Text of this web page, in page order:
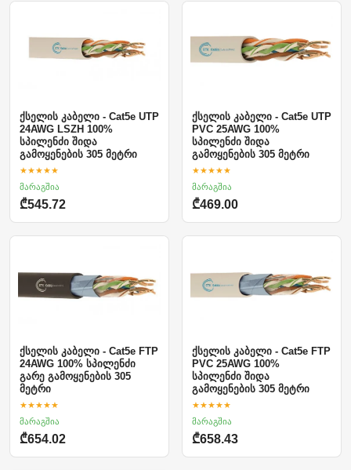
ქსელის კაბელი - Cat5e UTP
24AWG LSZH 100%
სპილენძი შიდა
გამოყენების 305 მეტრი
★★★★★
მარაგშია
₾545.72
ქსელის კაბელი - Cat5e UTP
PVC 25AWG 100%
სპილენძი შიდა
გამოყენების 305 მეტრი
★★★★★
მარაგშია
₾469.00
ქსელის კაბელი - Cat5e FTP
24AWG 100% სპილენძი
გარე გამოყენების 305
მეტრი
★★★★★
მარაგშია
₾654.02
ქსელის კაბელი - Cat5e FTP
PVC 25AWG 100%
სპილენძი შიდა
გამოყენების 305 მეტრი
★★★★★
მარაგშია
₾658.43